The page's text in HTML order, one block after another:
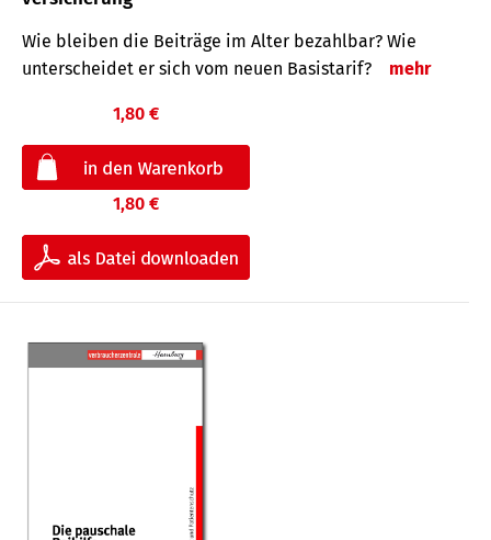
Wie bleiben die Beiträge im Alter bezahlbar? Wie
unterscheidet er sich vom neuen Basistarif?
mehr
1,80 €
1,80 €